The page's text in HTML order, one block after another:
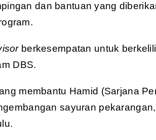
dan bantuan yang
berkesempatan untuk
DBS.
membantu Hamid (Sarjana
sayuran